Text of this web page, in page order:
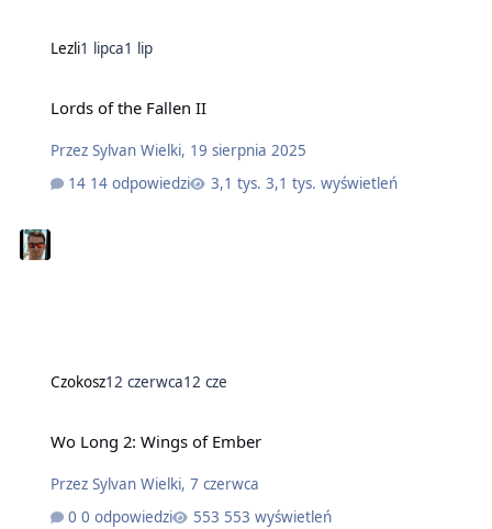
Lezli1 lipca1 lip
Lords of the Fallen II
Przez Sylvan Wielki, 19 sierpnia 2025
14 odpowiedzi
3,1 tys. wyświetleń
Czokosz12 czerwca12 cze
Wo Long 2: Wings of Ember
Przez Sylvan Wielki, 7 czerwca
0 odpowiedzi
553 wyświetleń